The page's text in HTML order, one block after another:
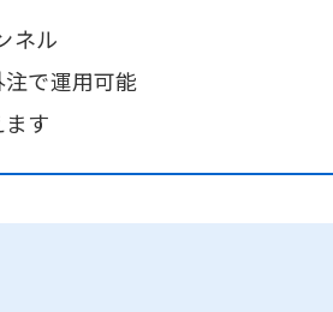
ネル
で運用可能
す